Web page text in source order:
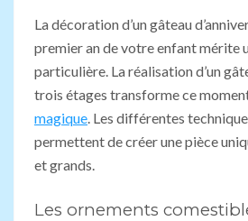
La décoration d’un gâteau
premier an de votre enfant mérite
particulière. La réalisation d’un
trois étages transforme ce
magique. Les différentes
permettent de créer une pièce
et grands.
Les ornements